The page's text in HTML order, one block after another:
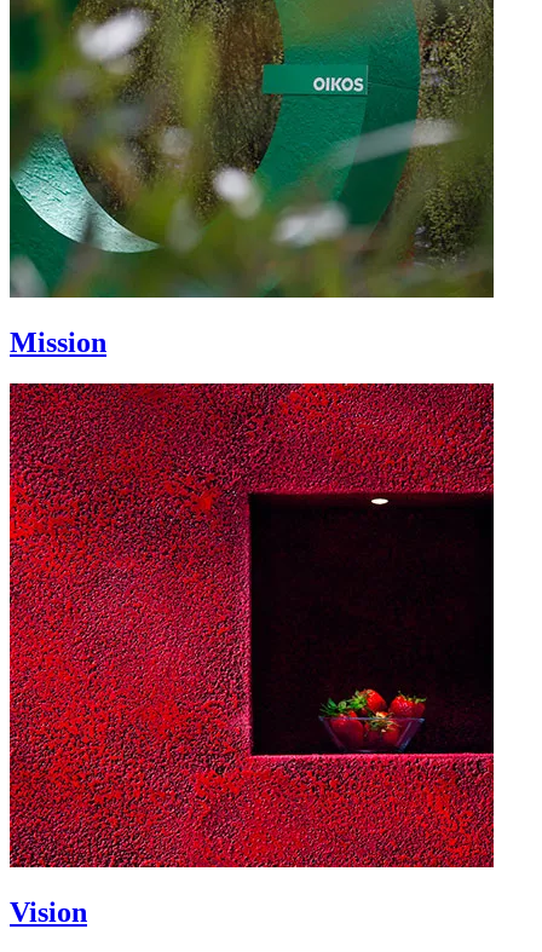
Mission
Vision